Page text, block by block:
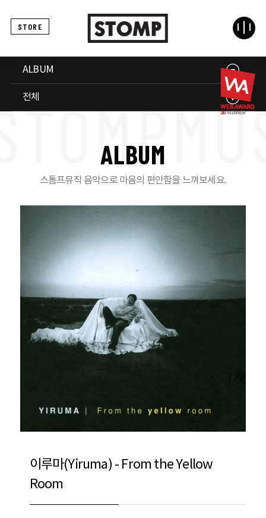
STORE
ALBUM
전체
ALBUM
스톰프뮤직 음악으로 마음의 편안함을 느껴보세요.
이루마(Yiruma) - From the Yellow
Room